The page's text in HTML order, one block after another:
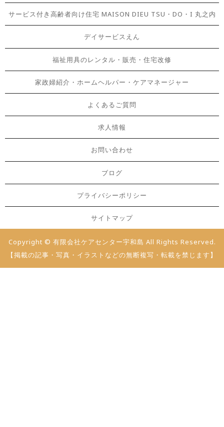
サービス付き高齢者向け住宅 MAISON DIEU TSU・DO・I 丸之内
デイサービスえん
福祉用具のレンタル・販売・住宅改修
家政婦紹介・ホームヘルパー・ケアマネージャー
よくあるご質問
求人情報
お問い合わせ
ブログ
プライバシーポリシー
サイトマップ
Copyright © 有限会社ケアセンター宇和島 All Rights Reserved.
【掲載の記事・写真・イラストなどの無断複写・転載を禁じます】